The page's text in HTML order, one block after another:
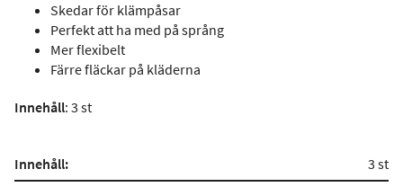
Skedar för klämpåsar
Perfekt att ha med på språng
Mer flexibelt
Färre fläckar på kläderna
Innehåll: 3 st
Innehåll: 3 st